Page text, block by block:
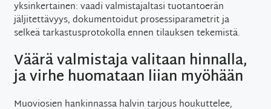
yksinkertainen: vaadi valmistajaltasi tuotantoerän
jäljitettävyys, dokumentoidut prosessiparametrit ja
selkeä tarkastusprotokolla ennen tilauksen tekemistä.
Väärä valmistaja valitaan hinnalla,
ja virhe huomataan liian myöhään
Muoviosien hankinnassa halvin tarjous houkuttelee,